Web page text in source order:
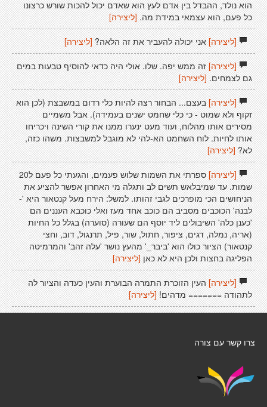
הוא נולד, ההבדל בין אדם לעץ הוא שאדם יכול להכות שורש כרצונו
כל פעם, הוא עצמאי במידת מה. [ליצירה]
[ליצירה]אני יכולה להעביר את זה הלאה? [ליצירה]
[ליצירה]זה ממש יפה. שלו. אולי היה כדאי להוסיף טבעות במים
גם לצמחים. [ליצירה]
[ליצירה]בעצם... הבחור רצה להיות כלי רדום במשבצת (לכן הוא
זקוף ולא שמוט - כי כלי שחמט ישנים בעמידה). אבל משמיים
מסירים אותו מהלוח, ועוד מעט ינערו ממנו את קורי השינה ויכריחו
אותו לחיות. לוח השחמט הא-להי לא מוגבל למשבצות. משהו כזה,
לא? [ליצירה]
[ליצירה]
ספרתי את השמות שלוש פעמים, והגעתי כל פעם ל20
שמות. עד שמיבלאש תשים לב ותגלה מי האחרון אפשר להציע את
הניחושים הכי מופרכים לגבי זהותו. למשל: הירח מעל קנטאור היא '-
לבנה' הכוכבים מסביב הם כוכב אחד מעז ואלי כוכבא העננים הם
'כענן כלה' השיבולים ליד יוסף הם שעורה (סוערה) בגלל כל החיות
(אריה, נמלה, דגים, ציפור, חתול, שור, פיל, תרנגול, דוב, וחצי
קנטאור) הציור כולו הוא 'ביבר_' מהעץ נושר 'עלה זהב' והמרמיטה
הפליגה בחצות ולכן היא לא כאן [ליצירה]
[ליצירה]העין הזוכרת התמרה הבוערת והעין כעדה והציור לה
לתהודה ======= מדהים! [ליצירה]
צרו קשר עם צורה